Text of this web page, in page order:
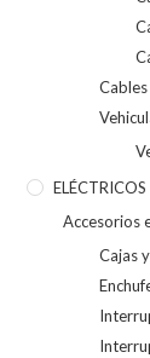
ELÉCTRICOS
Accesorios
Cajas